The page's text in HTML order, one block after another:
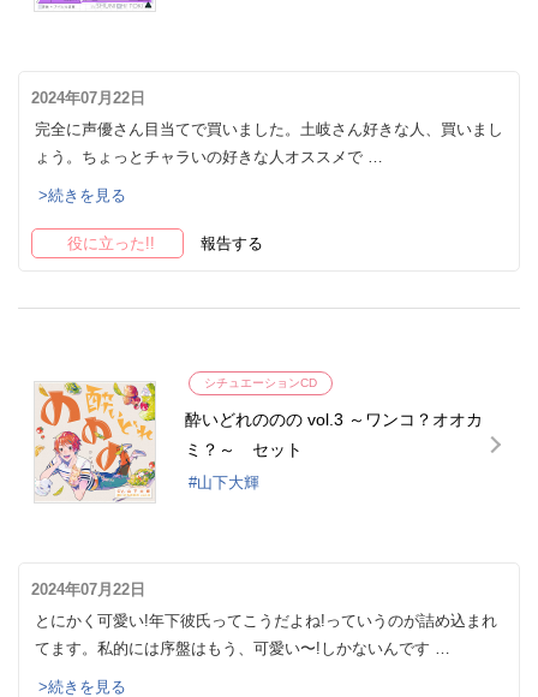
2024年07月22日
完全に声優さん目当てで買いました。土岐さん好きな人、買いまし
ょう。ちょっとチャラいの好きな人オススメで …
>続きを見る
役に立った!! 報告する
シチュエーションCD
酔いどれののの vol.3 ～ワンコ？オオカ
ミ？～ セット
山下大輝
2024年07月22日
とにかく可愛い!年下彼氏ってこうだよね!っていうのが詰め込まれ
てます。私的には序盤はもう、可愛い〜!しかないんです …
>続きを見る